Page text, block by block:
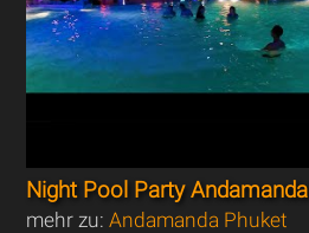
Night Pool Party Andamanda
mehr zu:Andamanda Phuket